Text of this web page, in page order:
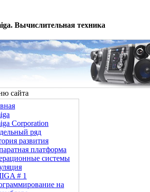
Вычислительная техника
сайта
Corporation
ряд
развития
платформа
системы
# 1
на